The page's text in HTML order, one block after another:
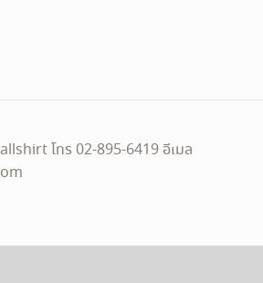
โทร 02-895-6419 อีเมล